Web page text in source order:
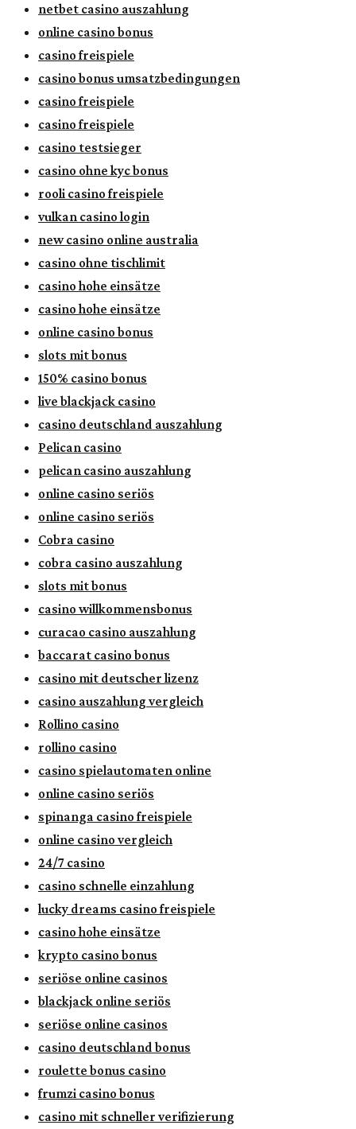
netbet casino auszahlung
online casino bonus
casino freispiele
casino bonus umsatzbedingungen
casino freispiele
casino freispiele
casino testsieger
casino ohne kyc bonus
rooli casino freispiele
vulkan casino login
new casino online australia
casino ohne tischlimit
casino hohe einsätze
casino hohe einsätze
online casino bonus
slots mit bonus
150% casino bonus
live blackjack casino
casino deutschland auszahlung
Pelican casino
pelican casino auszahlung
online casino seriös
online casino seriös
Cobra casino
cobra casino auszahlung
slots mit bonus
casino willkommensbonus
curacao casino auszahlung
baccarat casino bonus
casino mit deutscher lizenz
casino auszahlung vergleich
Rollino casino
rollino casino
casino spielautomaten online
online casino seriös
spinanga casino freispiele
online casino vergleich
24/7 casino
casino schnelle einzahlung
lucky dreams casino freispiele
casino hohe einsätze
krypto casino bonus
seriöse online casinos
blackjack online seriös
seriöse online casinos
casino deutschland bonus
roulette bonus casino
frumzi casino bonus
casino mit schneller verifizierung